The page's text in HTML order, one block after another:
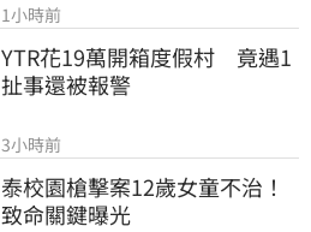
1小時前
YTR花19萬開箱度假村　竟遇1
扯事還被報警
3小時前
泰校園槍擊案12歲女童不治！
致命關鍵曝光